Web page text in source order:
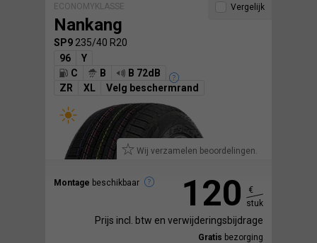
ECONOMYKLASSE
Nankang
SP9 235/40 R20
96
Y
C
B
B 72dB
ZR
XL Velg beschermrand
Wij verzamelen beoordelingen.
Montage beschikbaar
Vergelijk
120
€
stuk
Prijs incl. btw en verwijderingsbijdrage
Gratis bezorging